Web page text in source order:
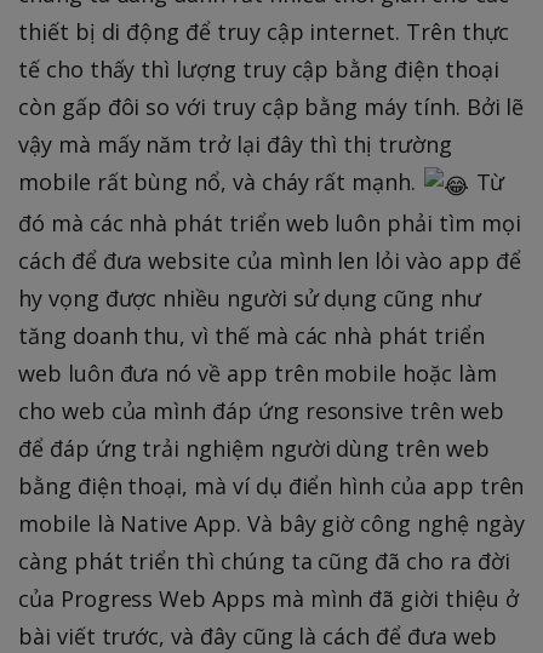
thiết bị di động để truy cập internet. Trên thực
tế cho thấy thì lượng truy cập bằng điện thoại
còn gấp đôi so với truy cập bằng máy tính. Bởi lẽ
vậy mà mấy năm trở lại đây thì thị trường
mobile rất bùng nổ, và cháy rất mạnh.
Từ
đó mà các nhà phát triển web luôn phải tìm mọi
cách để đưa website của mình len lỏi vào app để
hy vọng được nhiều người sử dụng cũng như
tăng doanh thu, vì thế mà các nhà phát triển
web luôn đưa nó về app trên mobile hoặc làm
cho web của mình đáp ứng resonsive trên web
để đáp ứng trải nghiệm người dùng trên web
bằng điện thoại, mà ví dụ điển hình của app trên
mobile là Native App. Và bây giờ công nghệ ngày
càng phát triển thì chúng ta cũng đã cho ra đời
của Progress Web Apps mà mình đã giời thiệu ở
bài viết trước, và đây cũng là cách để đưa web